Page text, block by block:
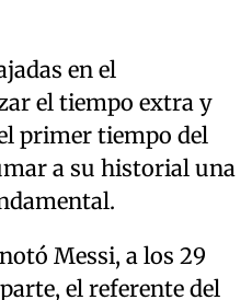
en el
el tiempo extra y
primer tiempo del
a su historial una
Messi, a los 29
el referente del